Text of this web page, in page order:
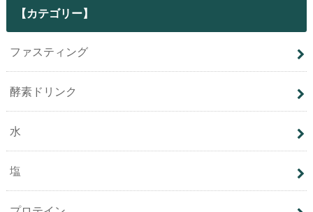
【カテゴリー】
ファスティング
酵素ドリンク
水
塩